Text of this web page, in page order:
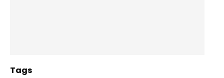
Tags